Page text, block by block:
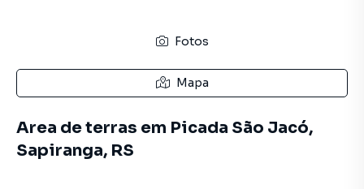
Fotos
Mapa
Area de terras em Picada São Jacó,
Sapiranga, RS